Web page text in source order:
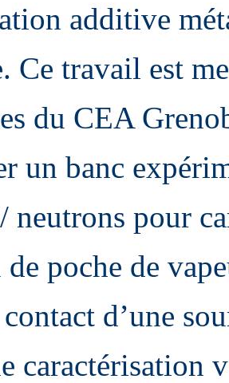
additive
Ce travail est
du CEA
un banc
neutrons pour
poche de
d’une
caractérisation